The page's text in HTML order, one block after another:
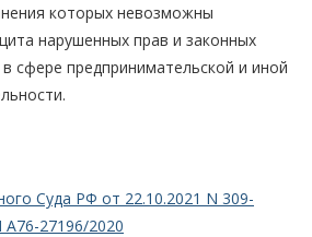
которых невозможны
нарушенных прав и законных
сфере предпринимательской и иной
Суда РФ от 22.10.2021 N 309-
А76-27196/2020